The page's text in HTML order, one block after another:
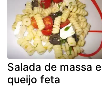
Salada de massa e
queijo feta